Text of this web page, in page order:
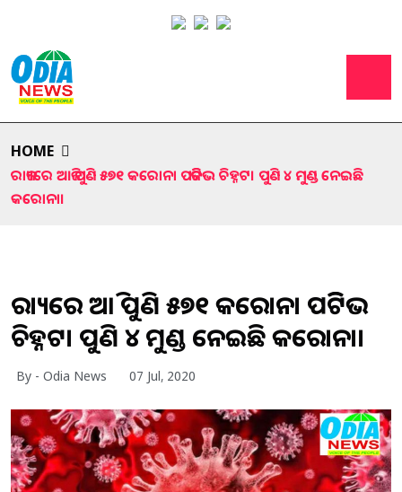
HOME
ରାଜ୍ୟରେ ଆଜି ପୁଣି ୫୭୧ କରୋନା ପଜିଟିଭ ଚିହ୍ନଟ। ପୁଣି ୪ ମୁଣ୍ଡ ନେଇଛି
କରୋନା।
ରାଜ୍ୟରେ ଆଜି ପୁଣି ୫୭୧ କରୋନା ପଜିଟିଭ
ଚିହ୍ନଟ। ପୁଣି ୪ ମୁଣ୍ଡ ନେଇଛି କରୋନା।
By - Odia News 07 Jul, 2020